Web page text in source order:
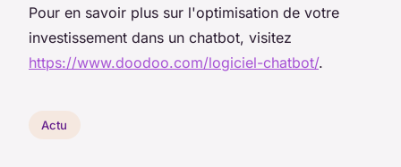
Pour en savoir plus sur l'optimisation de votre
investissement dans un chatbot, visitez
https://www.doodoo.com/logiciel-chatbot/.
Actu